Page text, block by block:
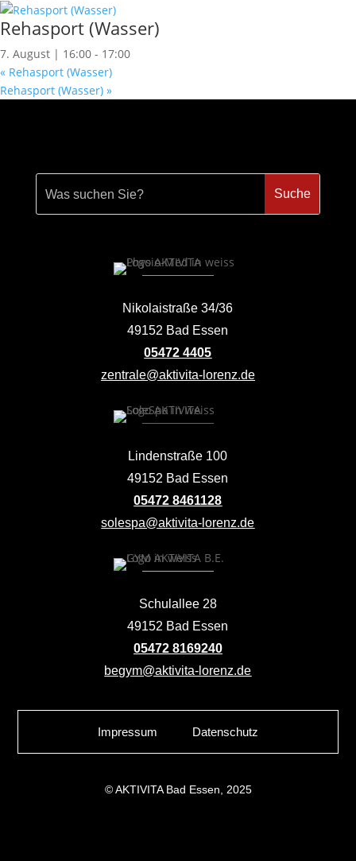
Rehasport (Wasser)
7. August | 16:00 - 17:00
« Rehasport (Wasser)
Rehasport (Wasser) »
Nikolaistraße 34/36
49152 Bad Essen
05472 4405
zentrale@aktivita-lorenz.de
Lindenstraße 100
49152 Bad Essen
05472 8461128
solespa@aktivita-lorenz.de
Schulallee 28
49152 Bad Essen
05472 8169240
begym@aktivita-lorenz.de
Impressum Datenschutz
© AKTIVITA Bad Essen, 2025